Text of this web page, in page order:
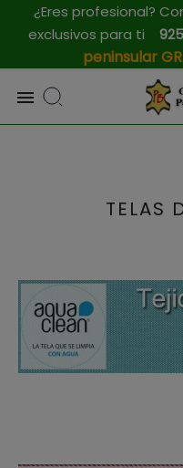
¿Eres profesional?
exclusivos para ti 925
peninsular

TELAS